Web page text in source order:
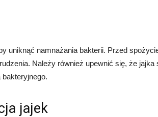
uniknąć namnażania bakterii. Przed
Należy również upewnić się, że jajka
jajek